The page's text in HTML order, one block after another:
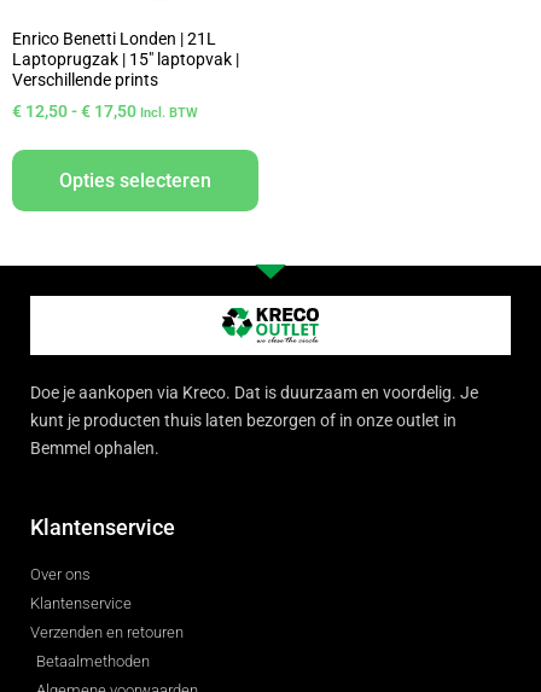
Enrico Benetti Londen | 21L
Laptoprugzak | 15″ laptopvak |
Verschillende prints
€ 12,50-€ 17,50 Incl. BTW
Opties selecteren
Doe je aankopen via Kreco. Dat is duurzaam en voordelig. Je
kunt je producten thuis laten bezorgen of in onze outlet in
Bemmel ophalen.
Klantenservice
Over ons
Klantenservice
Verzenden en retouren
Betaalmethoden